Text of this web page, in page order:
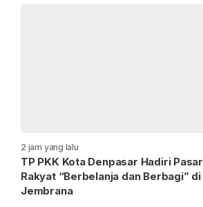
2 jam yang lalu
TP PKK Kota Denpasar Hadiri Pasar
Rakyat “Berbelanja dan Berbagi” di
Jembrana